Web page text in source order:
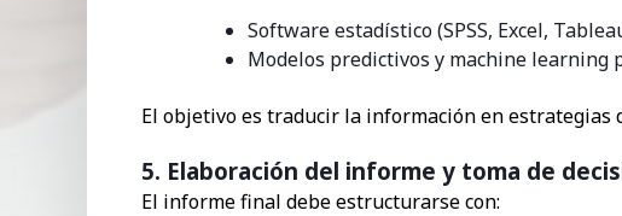
Software estadístico (SPSS, Excel,
Modelos predictivos y machine learning
El objetivo es traducir la información en estrategias
5. Elaboración del informe y toma de
El informe final debe estructurarse con: